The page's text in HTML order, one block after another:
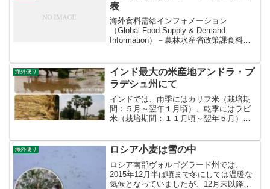
表
海外食料需給インフォメーション
（Global Food Supply & Demand
Information）－農林水産省政策課食料安
公表しました。本レポートは、...
海外便り
インド最大の米産地アンドラ・プ
ラデシュ州にて
インドでは、雨季にはカリフ米（栽培期
間：５月～翌年１月頃）、乾季にはラビ
米（栽培期間：１１月頃～翌年５月）が
海外便り ロシア小麦は雪の中
ロシア南部ヴォルゴグラード州では、
2015年12月半ば頃まで冬にしては温暖な
気候となっていましたが、12月末以降気